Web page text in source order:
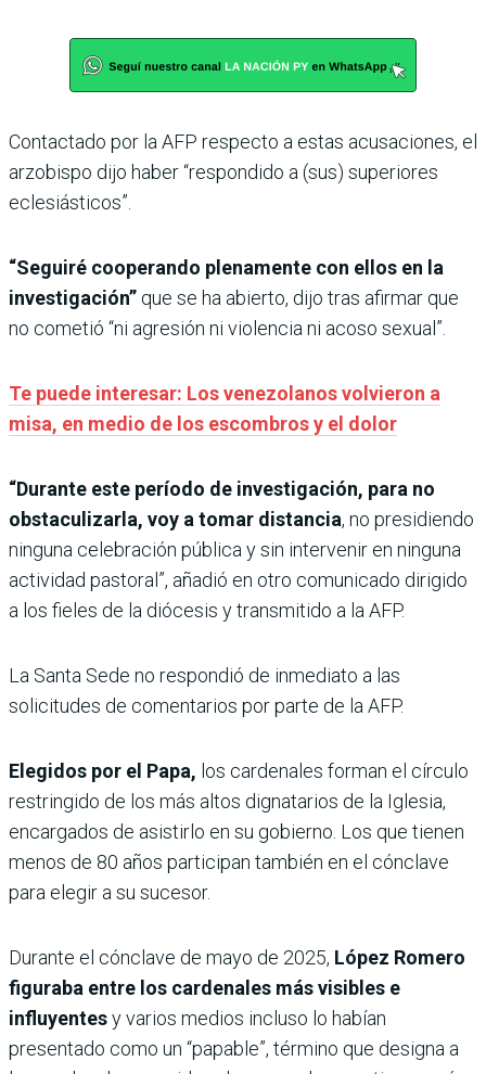
Contactado por la AFP respecto a estas acusaciones, el
arzobispo dijo haber “respondido a (sus) superiores
eclesiásticos”.
“Seguiré cooperando plenamente con ellos en la
investigación” que se ha abierto, dijo tras afirmar que
no cometió “ni agresión ni violencia ni acoso sexual”.
Te puede interesar: Los venezolanos volvieron a
misa, en medio de los escombros y el dolor
“Durante este período de investigación, para no
obstaculizarla, voy a tomar distancia, no presidiendo
ninguna celebración pública y sin intervenir en ninguna
actividad pastoral”, añadió en otro comunicado dirigido
a los fieles de la diócesis y transmitido a la AFP.
La Santa Sede no respondió de inmediato a las
solicitudes de comentarios por parte de la AFP.
Elegidos por el Papa, los cardenales forman el círculo
restringido de los más altos dignatarios de la Iglesia,
encargados de asistirlo en su gobierno. Los que tienen
menos de 80 años participan también en el cónclave
para elegir a su sucesor.
Durante el cónclave de mayo de 2025, López Romero
figuraba entre los cardenales más visibles e
influyentesy varios medios incluso lo habían
presentado como un “papable”, término que designa a